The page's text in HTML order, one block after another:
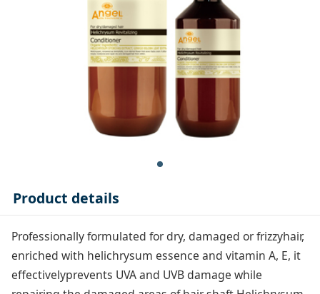
Product details
Professionally formulated for dry, damaged or frizzyhair,
enriched with helichrysum essence and vitamin A, E, it
effectivelyprevents UVA and UVB damage while